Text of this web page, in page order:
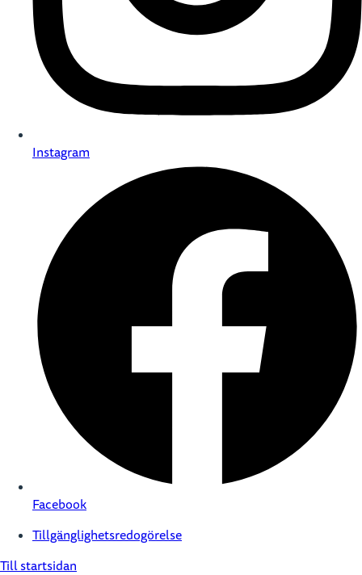
Instagram
Facebook
Tillgänglighetsredogörelse
Till startsidan